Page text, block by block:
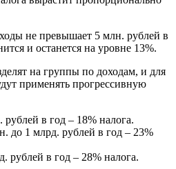
не превышает 5 млн. рублей в
и останется на уровне 13%.
на группы по доходам, и для
применять прогрессивную
в год – 18% налога.
до 1 млрд. рублей в год – 23%
рублей в год – 28% налога.